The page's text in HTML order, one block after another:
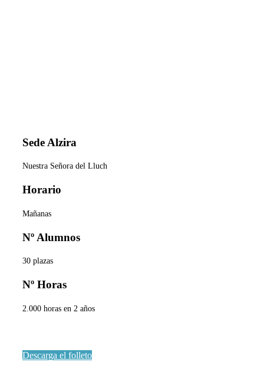
Sede Alzira
Nuestra Señora del Lluch
Horario
Mañanas
Nº Alumnos
30 plazas
Nº Horas
2.000 horas en 2 años
Descarga el folleto